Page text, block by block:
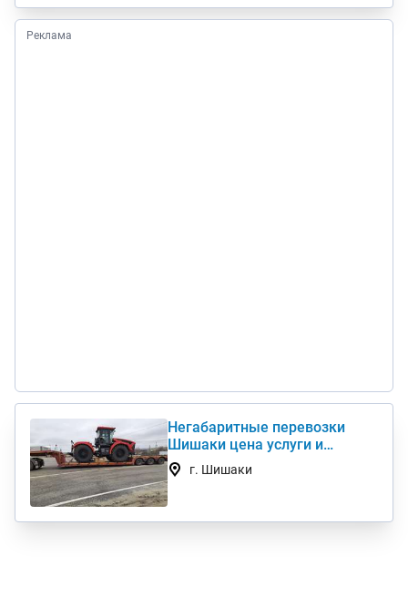
Реклама
Негабаритные перевозки
Шишаки цена услуги и
стоимость 1 км недорого
г. Шишаки